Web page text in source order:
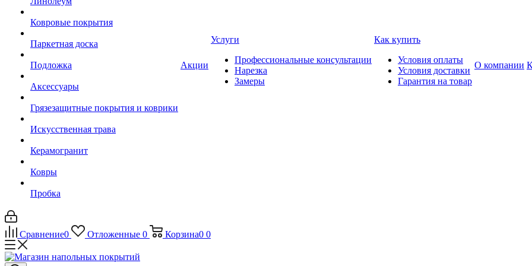
Ковровые покрытия
Паркетная доска
Подложка
Аксессуары
Грязезащитные покрытия и коврики
Искусственная трава
Керамогранит
Ковры
Пробка
Акции
Услуги
Профессиональные консультации
Нарезка
Замеры
Как купить
Условия оплаты
Условия доставки
Гарантия на товар
О компании
Сравнение0 Отложенные 0 Корзина0 0